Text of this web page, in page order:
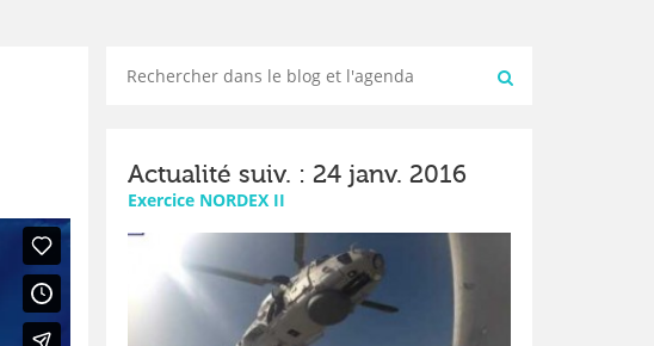
Actualité suiv. : 24 janv. 2016
Exercice NORDEX II